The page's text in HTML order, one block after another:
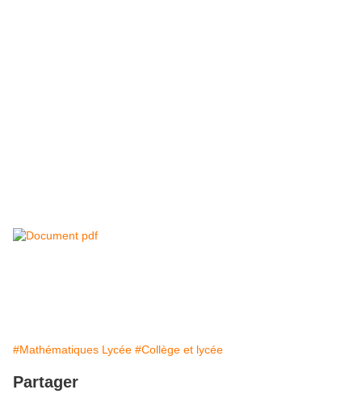
#Mathématiques Lycée #Collège et lycée
Partager